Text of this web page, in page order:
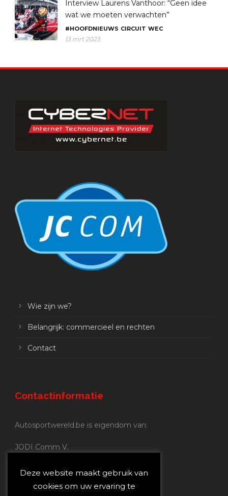
Interview Laurens Vanthoor: “Geen idee
wat we moeten verwachten”
#HOOFDNIEUWS CIRCUIT WEC
13 mrt 2023
Wie zijn we?
Belangrijk: commercieel en rechten
Contact
Contactinformatie
Autosportwereld.be is eigendom van:
JODI Comm V.
Nijverheidsstraat 70
2160 Wommelgem
Deze website maakt gebruik van
cookies om uw ervaring te